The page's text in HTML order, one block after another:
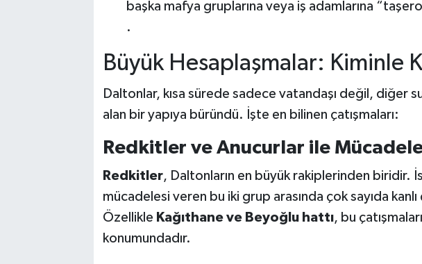
başka mafya gruplarına veya iş adamlarına
.
Büyük Hesaplaşmalar: Kiminle
Daltonlar, kısa sürede sadece vatandaşı değil, diğer
alan bir yapıya büründü. İşte en bilinen çatışmaları:
Redkitler ve Anucurlar ile
Redkitler, Daltonların en büyük rakiplerinden biridir.
mücadelesi veren bu iki grup arasında çok sayıda kanlı
Özellikle Kağıthane ve Beyoğlu hattı, bu
konumundadır.